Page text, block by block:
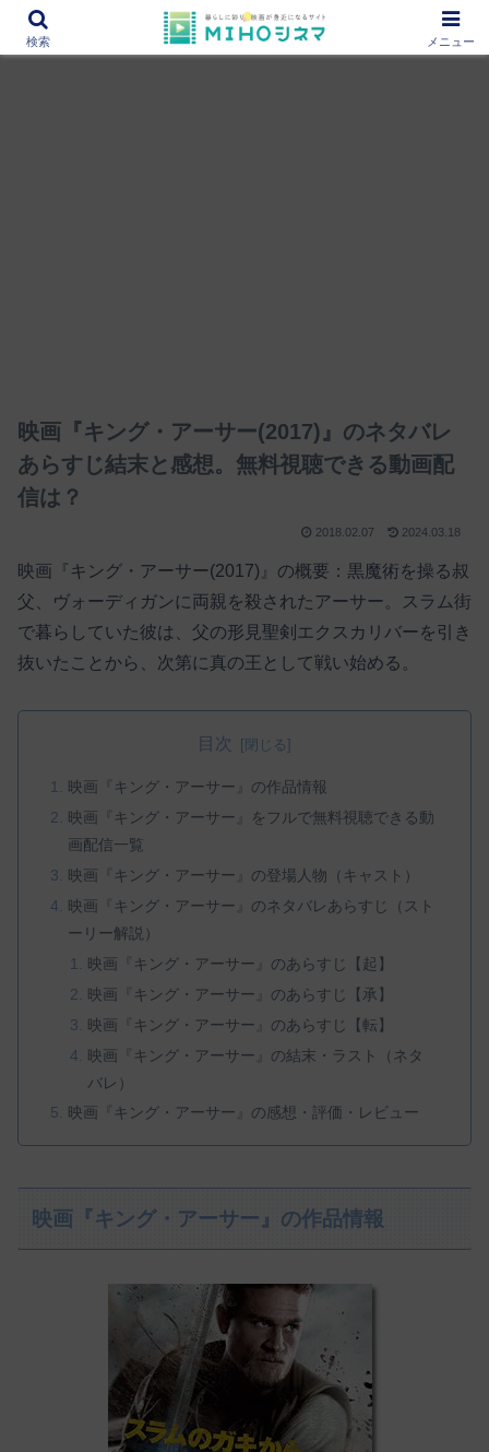
12000作品を紹介！あなたの映画図書館『MIHOシネマ』
映画『キング・アーサー(2017)』のネタバレ
あらすじ結末と感想。無料視聴できる動画配
信は？
2018.02.07 2024.03.18
映画『キング・アーサー(2017)』の概要：黒魔術を操る叔
父、ヴォーディガンに両親を殺されたアーサー。スラム街
で暮らしていた彼は、父の形見聖剣エクスカリバーを引き
抜いたことから、次第に真の王として戦い始める。
目次
映画『キング・アーサー』の作品情報
映画『キング・アーサー』をフルで無料視聴できる動
画配信一覧
映画『キング・アーサー』の登場人物（キャスト）
映画『キング・アーサー』のネタバレあらすじ（スト
ーリー解説）
映画『キング・アーサー』のあらすじ【起】
映画『キング・アーサー』のあらすじ【承】
映画『キング・アーサー』のあらすじ【転】
映画『キング・アーサー』の結末・ラスト（ネタ
バレ）
映画『キング・アーサー』の感想・評価・レビュー
映画『キング・アーサー』の作品情報
検索 メニュー